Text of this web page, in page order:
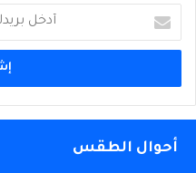
بريدك
الإلكتروني
أحوال الطقس